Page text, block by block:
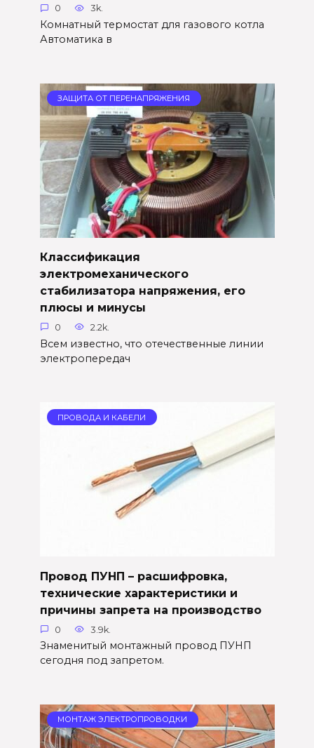
0 3k.
Комнатный термостат для газового котла
Автоматика в
ЗАЩИТА ОТ ПЕРЕНАПРЯЖЕНИЯ
Классификация
электромеханического
стабилизатора напряжения, его
плюсы и минусы
0 2.2k.
Всем известно, что отечественные линии
электропередач
ПРОВОДА И КАБЕЛИ
Провод ПУНП – расшифровка,
технические характеристики и
причины запрета на производство
0 3.9k.
Знаменитый монтажный провод ПУНП
сегодня под запретом.
МОНТАЖ ЭЛЕКТРОПРОВОДКИ